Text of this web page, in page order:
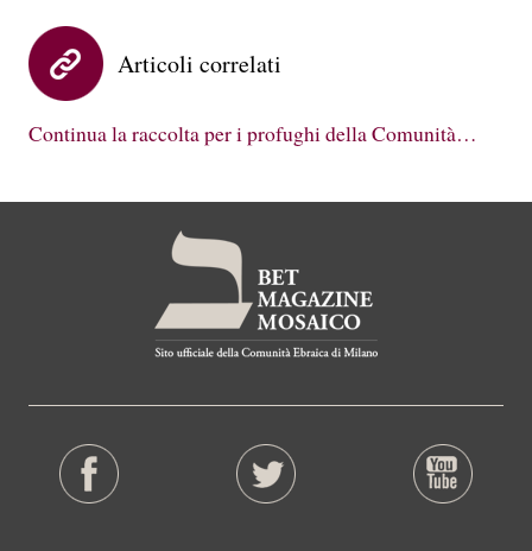
Articoli correlati
Continua la raccolta per i profughi della Comunità…